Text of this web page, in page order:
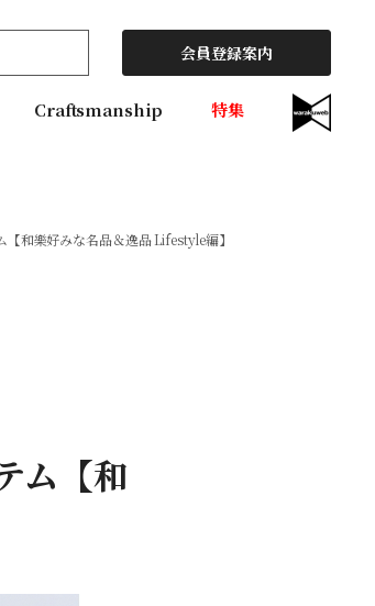
会員登録案内
Craftsmanship 特集
和樂好みな名品＆逸品 Lifestyle編】
ム【和